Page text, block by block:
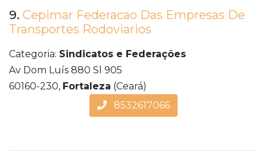
9. Cepimar Federacao Das Empresas De
Transportes Rodoviarios
Categoria: Sindicatos e Federações
Av Dom Luís 880 Sl 905
60160-230, Fortaleza (Ceará)
8532617066